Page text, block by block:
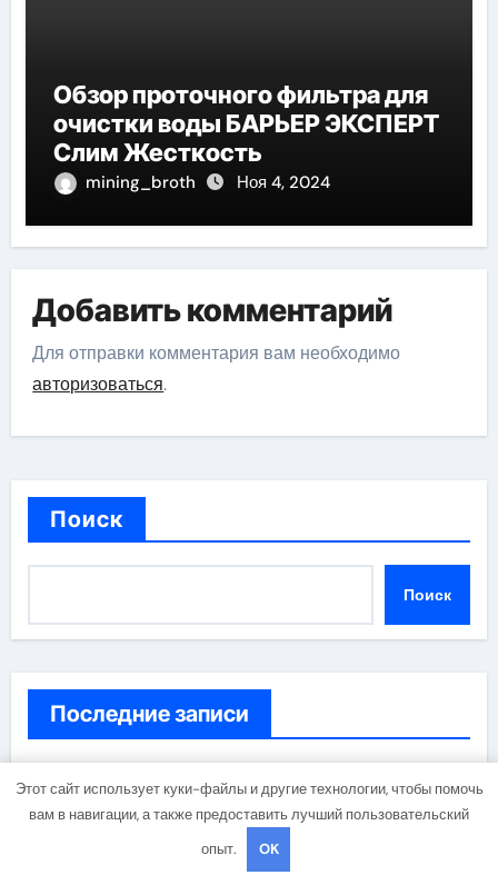
Обзор проточного фильтра для
очистки воды БАРЬЕР ЭКСПЕРТ
Слим Жесткость
mining_broth Ноя 4, 2024
Добавить комментарий
Для отправки комментария вам необходимо
авторизоваться.
Поиск
Поиск
Последние записи
Этапы лесохозяйственных работ от проектной
документации до противопожарных мероприятий и
обустройства мест отдыха
Этот сайт использует куки-файлы и другие технологии, чтобы помочь
вам в навигации, а также предоставить лучший пользовательский
опыт.
OK